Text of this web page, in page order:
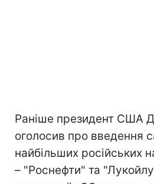
Раніше президент США
оголосив про введення
найбільших російських
– "Роснефти" та